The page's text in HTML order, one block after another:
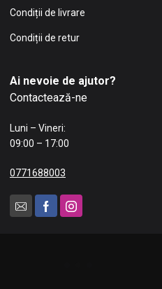
Condiții de livrare
Condiții de retur
Ai nevoie de ajutor?
Contactează-ne
Luni – Vineri:
09:00 – 17:00
0771688003